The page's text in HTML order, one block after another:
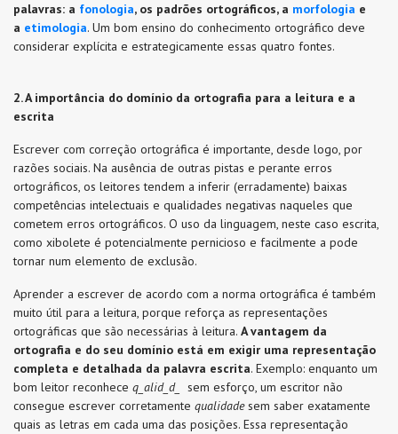
palavras: a fonologia, os padrões ortográficos, a morfologia e
a etimologia. Um bom ensino do conhecimento ortográfico deve
considerar explícita e estrategicamente essas quatro fontes.
2. A importância do domínio da ortografia para a leitura e a
escrita
Escrever com correção ortográfica é importante, desde logo, por
razões sociais. Na ausência de outras pistas e perante erros
ortográficos, os leitores tendem a inferir (erradamente) baixas
competências intelectuais e qualidades negativas naqueles que
cometem erros ortográficos. O uso da linguagem, neste caso escrita,
como xibolete é potencialmente pernicioso e facilmente a pode
tornar num elemento de exclusão.
Aprender a escrever de acordo com a norma ortográfica é também
muito útil para a leitura, porque reforça as representações
ortográficas que são necessárias à leitura. A vantagem da
ortografia e do seu domínio está em exigir uma representação
completa e detalhada da palavra escrita. Exemplo: enquanto um
bom leitor reconhece q_alid_d_
sem esforço, um escritor não
consegue escrever corretamente qualidadesem saber exatamente
quais as letras em cada uma das posições. Essa representação